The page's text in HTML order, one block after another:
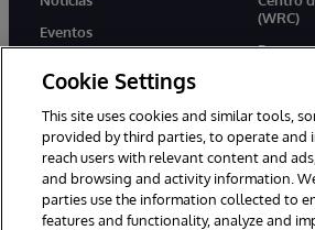
Eventos
(WRC)
Cookie Settings
This site uses cookies and similar tools,
provided by third parties, to operate and
reach users with relevant content and
and browsing and activity information.
parties use the information collected to
features and functionality, analyze and